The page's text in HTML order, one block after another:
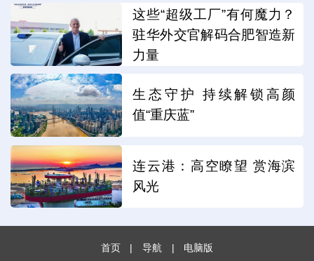
这些“超级工厂”有何魔力？
驻华外交官解码合肥智造新
力量
生态守护 持续解锁高颜
值“重庆蓝”
连云港：高空瞭望 赏海滨
风光
首页 | 导航 | 电脑版